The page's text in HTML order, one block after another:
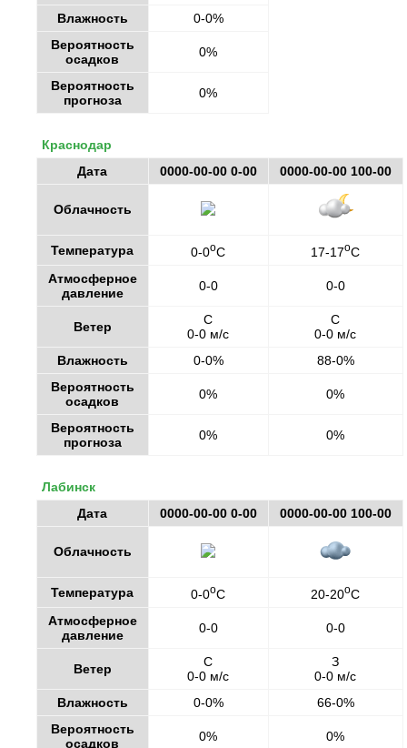
Влажность
0-0%
Вероятность
осадков
0%
Вероятность
прогноза
0%
Краснодар
Дата
0000-00-00 0-00 0000-00-00 100-00
Облачность
Температура 0-0oC 17-17oC
Атмосферное
давление
0-0 0-0
Ветер
С
0-0 м/с
С
0-0 м/с
Влажность
0-0%
88-0%
Вероятность
осадков
0% 0%
Вероятность
прогноза
0% 0%
Лабинск
Дата
0000-00-00 0-00 0000-00-00 100-00
Облачность
Температура 0-0oC 20-20oC
Атмосферное
давление
0-0 0-0
Ветер
С
0-0 м/с
З
0-0 м/с
Влажность
0-0%
66-0%
Вероятность
осадков
0% 0%